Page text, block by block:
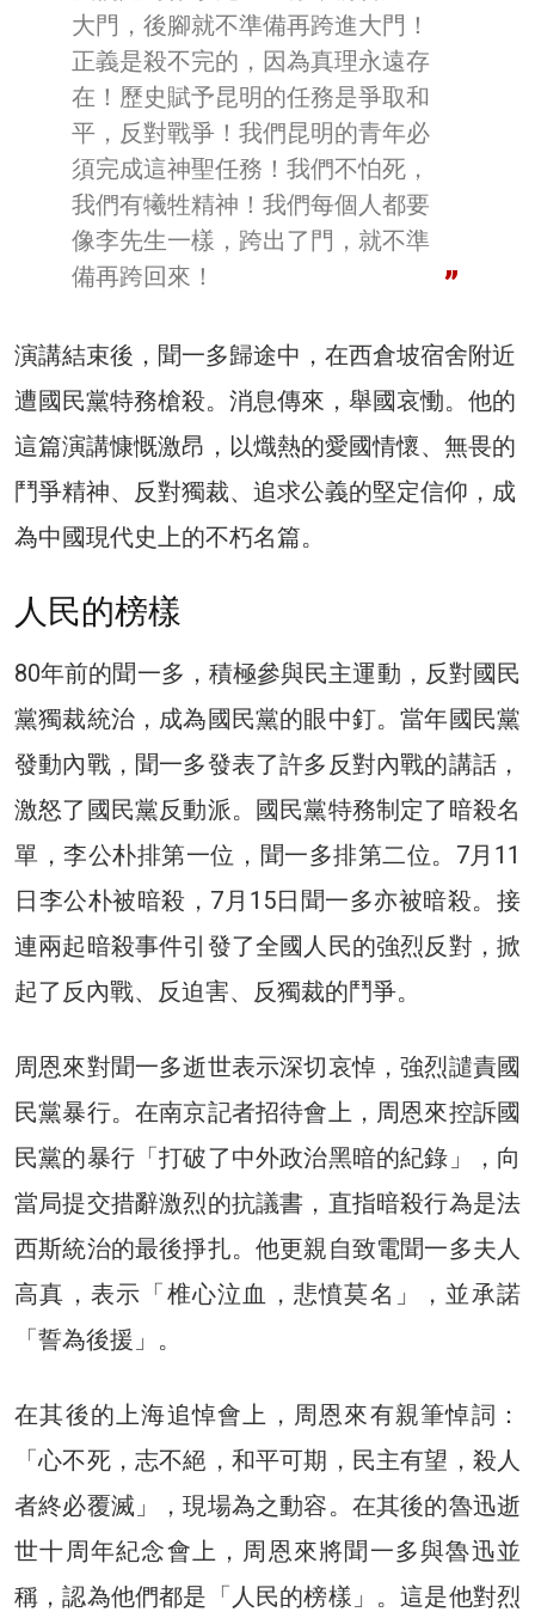
大門，後腳就不準備再跨進大門！
正義是殺不完的，因為真理永遠存
在！歷史賦予昆明的任務是爭取和
平，反對戰爭！我們昆明的青年必
須完成這神聖任務！我們不怕死，
我們有犧牲精神！我們每個人都要
像李先生一樣，跨出了門，就不準
備再跨回來！
演講結束後，聞一多歸途中，在西倉坡宿舍附近
遭國民黨特務槍殺。消息傳來，舉國哀慟。他的
這篇演講慷慨激昂，以熾熱的愛國情懷、無畏的
鬥爭精神、反對獨裁、追求公義的堅定信仰，成
為中國現代史上的不朽名篇。
人民的榜樣
80年前的聞一多，積極參與民主運動，反對國民
黨獨裁統治，成為國民黨的眼中釘。當年國民黨
發動內戰，聞一多發表了許多反對內戰的講話，
激怒了國民黨反動派。國民黨特務制定了暗殺名
單，李公朴排第一位，聞一多排第二位。7月11
日李公朴被暗殺，7月15日聞一多亦被暗殺。接
連兩起暗殺事件引發了全國人民的強烈反對，掀
起了反內戰、反迫害、反獨裁的鬥爭。
周恩來對聞一多逝世表示深切哀悼，強烈譴責國
民黨暴行。在南京記者招待會上，周恩來控訴國
民黨的暴行「打破了中外政治黑暗的紀錄」，向
當局提交措辭激烈的抗議書，直指暗殺行為是法
西斯統治的最後掙扎。他更親自致電聞一多夫人
高真，表示「椎心泣血，悲憤莫名」，並承諾
「誓為後援」。
在其後的上海追悼會上，周恩來有親筆悼詞：
「心不死，志不絕，和平可期，民主有望，殺人
者終必覆滅」，現場為之動容。在其後的魯迅逝
世十周年紀念會上，周恩來將聞一多與魯迅並
稱，認為他們都是「人民的榜樣」。這是他對烈